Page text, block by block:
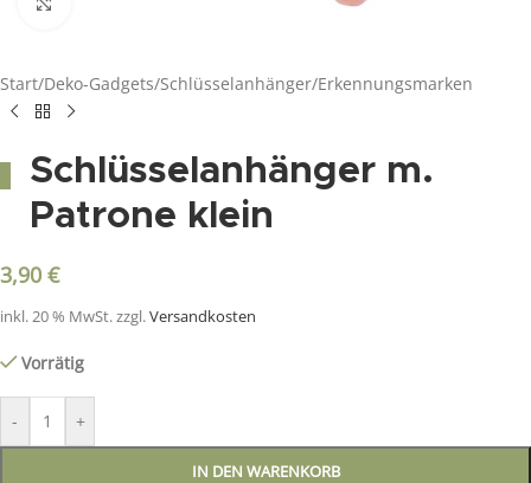
Start/Deko-Gadgets/Schlüsselanhänger/Erkennungsmarken
Schlüsselanhänger m.
Patrone klein
3,90 €
inkl. 20 % MwSt.zzgl.Versandkosten
Vorrätig
- +
IN DEN WARENKORB